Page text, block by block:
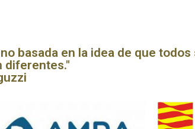
basada en la idea de que todos
diferentes."